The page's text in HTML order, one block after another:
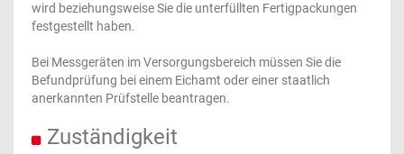
wird beziehungsweise Sie die unterfüllten Fertigpackungen
festgestellt haben.
Bei Messgeräten im Versorgungsbereich müssen Sie die
Befundprüfung bei einem Eichamt oder einer staatlich
anerkannten Prüfstelle beantragen.
Zuständigkeit